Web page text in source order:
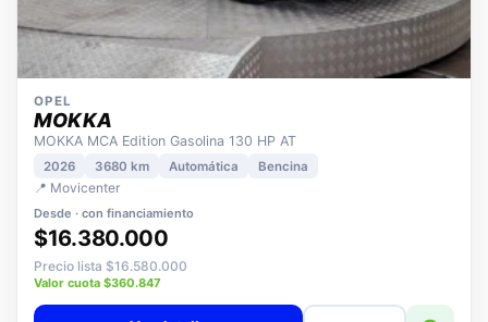
OPEL
MOKKA
MOKKA MCA Edition Gasolina 130 HP AT
2026 3680 km
📍 Movicenter
Desde · con financiamiento
$16.380.000
Precio lista $16.580.000
Valor cuota $360.847